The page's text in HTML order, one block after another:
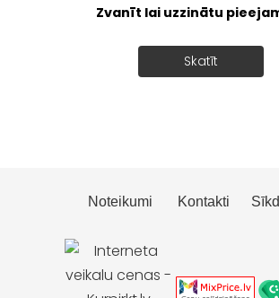
Zvanīt lai uzzinātu
Skatīt
Noteikumi Kontakti